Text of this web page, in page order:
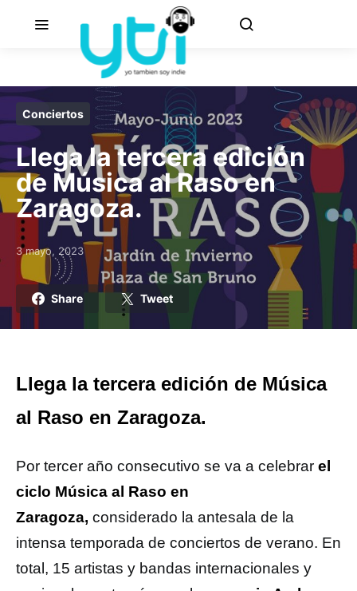
Conciertos
Llega la tercera edición
de Música al Raso en
Zaragoza.
Posted on
3 mayo, 2023
Share Tweet
Llega la tercera edición de Música
al Raso en Zaragoza.
Por tercer año consecutivo se va a celebrar el
ciclo Música al Raso en
Zaragoza, considerado la antesala de la
intensa temporada de conciertos de verano. En
total, 15 artistas y bandas internacionales y